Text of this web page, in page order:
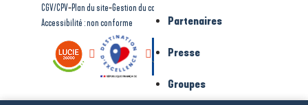
Partenaires
Presse
Groupes
CGV/CPV-Plan du site-Gestion du consentement
Accessibilité : non conforme